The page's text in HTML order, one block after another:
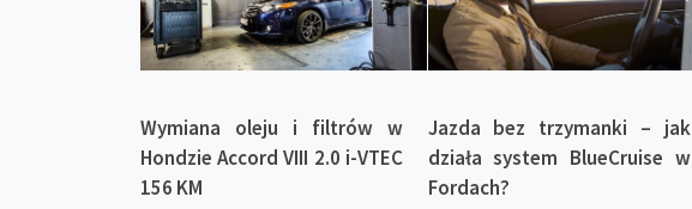
Wymiana oleju i filtrów w
Hondzie Accord VIII 2.0 i-VTEC
156 KM
Jazda bez trzymanki – jak
działa system BlueCruise w
Fordach?